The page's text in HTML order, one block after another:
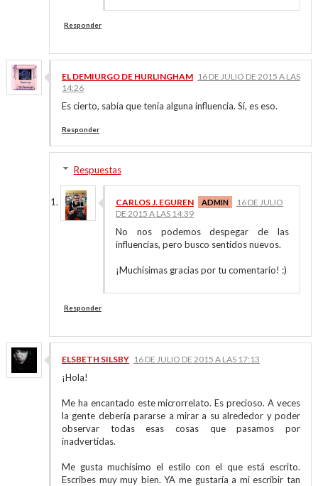
Responder
EL DEMIURGO DE HURLINGHAM 16 DE JULIO DE 2015 A LAS
14:26
Es cierto, sabía que tenía alguna influencia. Sí, es eso.
Responder
Respuestas
CARLOS J. EGUREN
16 DE JULIO
DE 2015 A LAS 14:39
No nos podemos despegar de las
influencias, pero busco sentidos nuevos.
¡Muchísimas gracias por tu comentario! :)
Responder
ELSBETH SILSBY 16 DE JULIO DE 2015 A LAS 17:13
¡Hola!
Me ha encantado este microrrelato. Es precioso. A veces
la gente debería pararse a mirar a su alrededor y poder
observar todas esas cosas que pasamos por
inadvertidas.
Me gusta muchísimo el estilo con el que está escrito.
Escribes muy muy bien. YA me gustaría a mi escribir tan